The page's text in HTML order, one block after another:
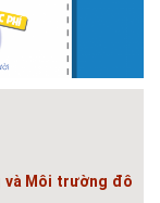
SINH ĐẠI HỌC
tháng 8. Trường Đại
ôn thi thật tốt MỜI
TRỰC TUYẾN "TƯ
và Môi trường đô